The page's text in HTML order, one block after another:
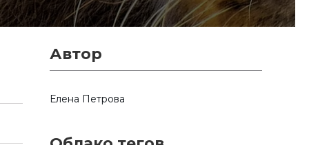
Автор
Елена Петрова